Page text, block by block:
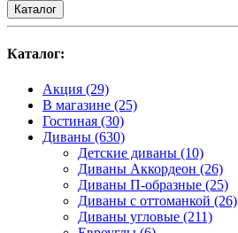
Каталог
Каталог:
Акция (29)
В магазине (25)
Гостиная (30)
Диваны (630)
Детские диваны (10)
Диваны Аккордеон (26)
Диваны П-образные (25)
Диваны с оттоманкой (26)
Диваны угловые (211)